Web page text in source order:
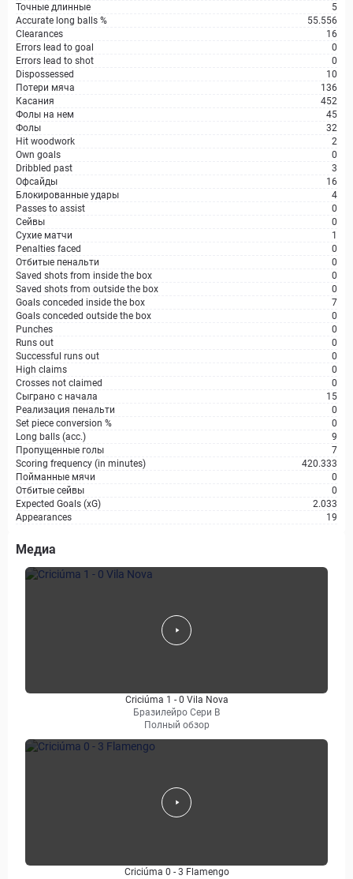
Точные длинные
5
Accurate long balls %
55.556
Clearances
16
Errors lead to goal
0
Errors lead to shot
0
Dispossessed
10
Потери мяча
136
Касания
452
Фолы на нем
45
Фолы
32
Hit woodwork
2
Own goals
0
Dribbled past
3
Офсайды
16
Блокированные удары
4
Passes to assist
0
Сейвы
0
Сухие матчи
1
Penalties faced
0
Отбитые пенальти
0
Saved shots from inside the box
0
Saved shots from outside the box
0
Goals conceded inside the box
7
Goals conceded outside the box
0
Punches
0
Runs out
0
Successful runs out
0
High claims
0
Crosses not claimed
0
Сыграно с начала
15
Реализация пенальти
0
Set piece conversion %
0
Long balls (acc.)
9
Пропущенные голы
7
Scoring frequency (in minutes)
420.333
Пойманные мячи
0
Отбитые сейвы
0
Expected Goals (xG)
2.033
Appearances
19
Медиа
Criciúma 1 - 0 Vila Nova
Бразилейро Сери B
Полный обзор
Criciúma 0 - 3 Flamengo